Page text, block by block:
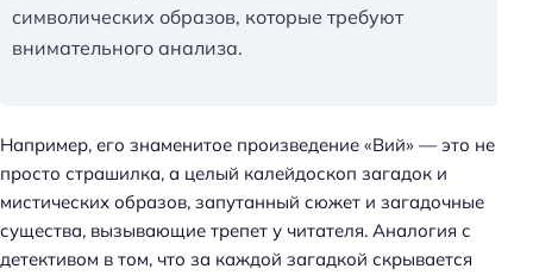
символических образов, которые требуют
внимательного анализа.
Например, его знаменитое произведение «Вий» — это не
просто страшилка, а целый калейдоскоп загадок и
мистических образов, запутанный сюжет и загадочные
существа, вызывающие трепет у читателя. Аналогия с
детективом в том, что за каждой загадкой скрывается